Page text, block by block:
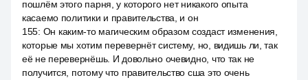
пошлём этого парня, у которого нет никакого опыта
касаемо политики и правительства, и он
155: Он каким-то магическим образом создаст изменения,
которые мы хотим перевернёт систему, но, видишь ли, так
её не перевернёшь. И довольно очевидно, что так не
получится, потому что правительство сша это очень